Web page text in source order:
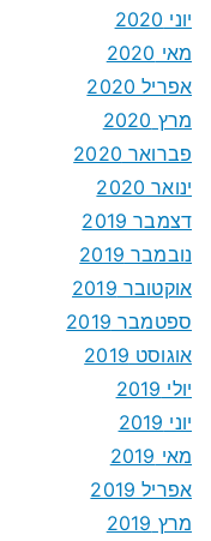
יוני 2020
מאי 2020
אפריל 2020
מרץ 2020
פברואר 2020
ינואר 2020
דצמבר 2019
נובמבר 2019
אוקטובר 2019
ספטמבר 2019
אוגוסט 2019
יולי 2019
יוני 2019
מאי 2019
אפריל 2019
מרץ 2019